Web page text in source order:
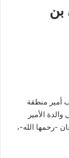
بن
أمير منطقة
الأمير
-رحمها الله-،